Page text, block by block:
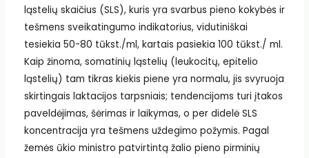
ląstelių skaičius (SLS), kuris yra svarbus pieno kokybės ir
tešmens sveikatingumo indikatorius, vidutiniškai
tesiekia 50-80 tūkst./ml, kartais pasiekia 100 tūkst./ ml.
Kaip žinoma, somatinių ląstelių (leukocitų, epitelio
ląstelių) tam tikras kiekis piene yra normalu, jis svyruoja
skirtingais laktacijos tarpsniais; tendencijoms turi įtakos
paveldėjimas, šėrimas ir laikymas, o per didelė SLS
koncentracija yra tešmens uždegimo požymis. Pagal
žemės ūkio ministro patvirtintą žalio pieno pirminių